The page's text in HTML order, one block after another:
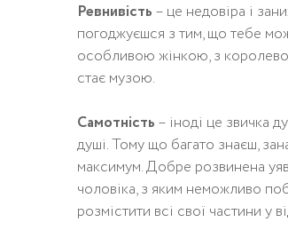
Ревнивість – це недовіра і
погоджуєшся з тим, що тебе
особливою жінкою, з
стає музою.
Самотність – іноді це звичка
душі. Тому що багато знаєш,
максимум. Добре розвинена
чоловіка, з яким неможливо
розмістити всі свої частини у